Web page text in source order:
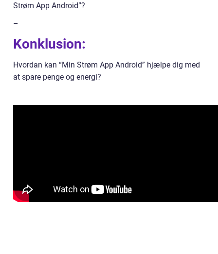
Strøm App Android”?
–
Konklusion:
Hvordan kan “Min Strøm App Android” hjælpe dig med
at spare penge og energi?